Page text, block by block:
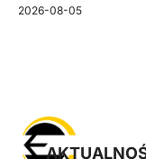
2026-08-05